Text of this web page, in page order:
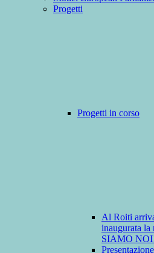
Progetti
Progetti in corso
Al Roiti
inaugurata
SIAMO